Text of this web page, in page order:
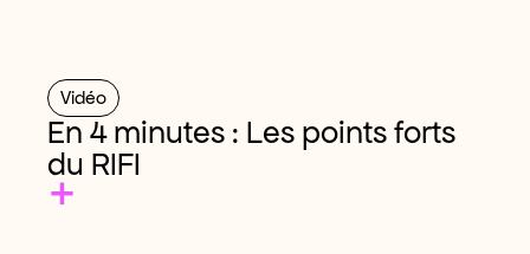
Vidéo
En 4 minutes : Les points forts
du RIFI
+